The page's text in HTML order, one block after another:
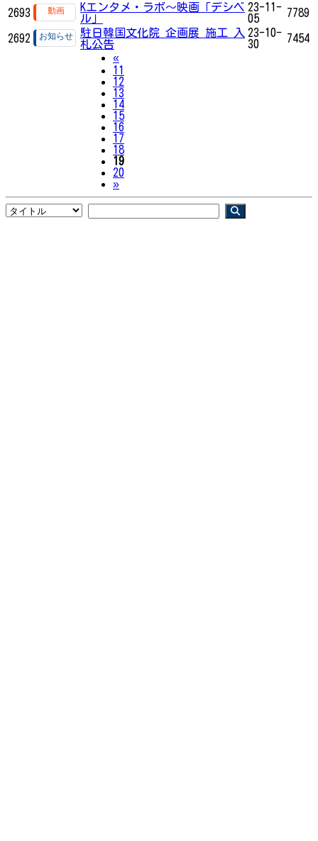
2693
Kエンタメ・ラボ～映画「デシベ
ル」
23-11-
05
7789
2692
駐日韓国文化院 企画展 施工 入
札公告
23-10-
30
7454
«Previous
11
12
13
14
15
16
17
18
19
20
»Next